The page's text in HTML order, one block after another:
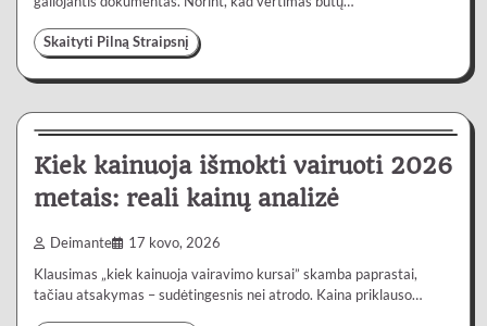
Skaityti Pilną Straipsnį
4 min
Kiek kainuoja išmokti vairuoti 2026
metais: reali kainų analizė
Deimante 17 kovo, 2026
Klausimas „kiek kainuoja vairavimo kursai” skamba paprastai,
tačiau atsakymas – sudėtingesnis nei atrodo. Kaina priklauso…